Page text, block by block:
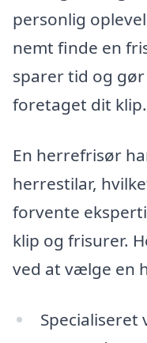
personlig
nemt finde en
sparer tid og
foretaget dit klip.
En herrefrisør
herrestilar,
forvente
klip og frisurer.
ved at vælge en